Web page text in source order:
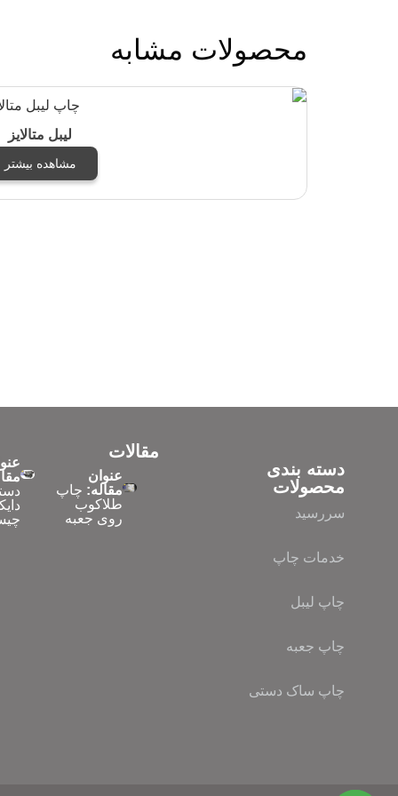
محصولات مشابه
لیبل متالایز
مشاهده بیشتر
دسته بندی
محصولات
سررسید
خدمات چاپ
چاپ لیبل
چاپ جعبه
چاپ ساک دستی
مقالات
عنوان
مقاله: چاپ
طلاکوب
روی جعبه